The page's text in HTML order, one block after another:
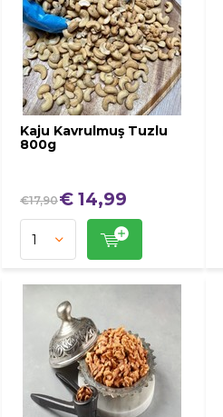
Kaju Kavrulmuş Tuzlu
800g
€17,90€ 14,99